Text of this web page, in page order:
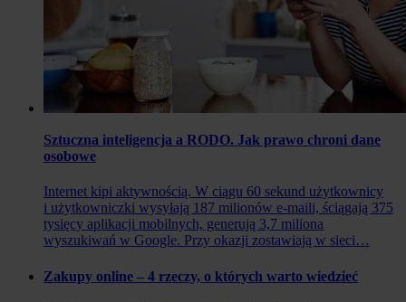
Sztuczna inteligencja a RODO. Jak prawo chroni dane
osobowe
Internet kipi aktywnością. W ciągu 60 sekund użytkownicy
i użytkowniczki wysyłają 187 milionów e-maili, ściągają 375
tysięcy aplikacji mobilnych, generują 3,7 miliona
wyszukiwań w Google. Przy okazji zostawiają w sieci…
Zakupy online – 4 rzeczy, o których warto wiedzieć